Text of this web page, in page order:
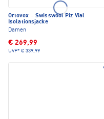
Ortovox · Swisswool Piz Vial
Isolationsjacke
Damen
€ 269,99
UVP* € 339,99